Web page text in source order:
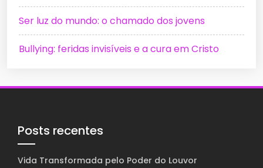
Ser luz do mundo: o chamado dos jovens
Bullying: feridas invisíveis e a cura em Cristo
Posts recentes
Vida Transformada pelo Poder do Louvor